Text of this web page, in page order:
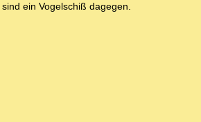
ein Vogelschiß dagegen.